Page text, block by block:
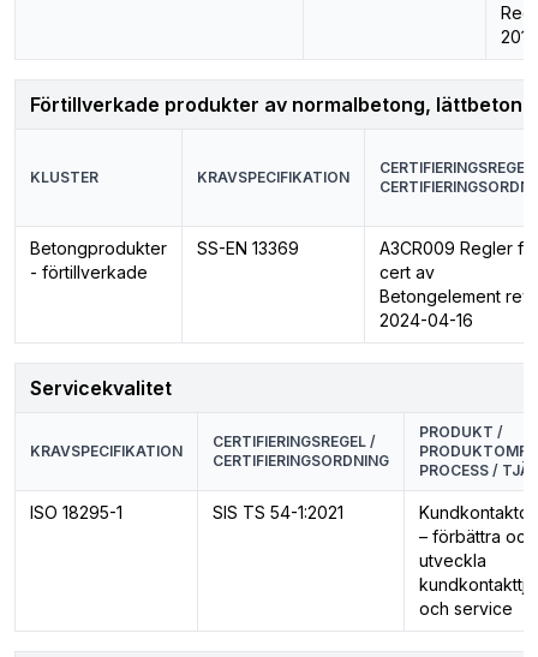
Förtillverkade produkter av normalbetong,
KLUSTER KRAVSPECIFIKATION
CERTIFIERINGSREGEL
Betongprodukter
- förtillverkade
SS-EN 13369
A3CR009 Regler
cert av
Betongelement rev.
2024-04-16
Servicekvalitet
KRAVSPECIFIKATION
CERTIFIERINGSREGEL /
CERTIFIERINGSORDNING
PRODUKT /
PROCESS /
ISO 18295-1 SIS TS 54-1:2021
– förbättra och
utveckla
och service